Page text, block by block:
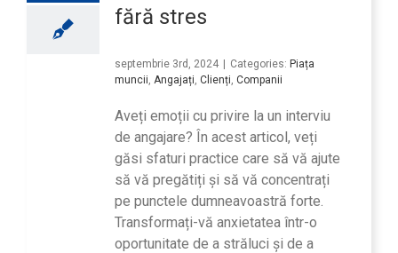
fără stres
septembrie 3rd, 2024 | Categories: Piața
muncii Angajați Clienți Companii
Aveți emoții cu privire la un interviu
de angajare? În acest articol, veți
găsi sfaturi practice care să vă ajute
să vă pregătiți și să vă concentrați
pe punctele dumneavoastră forte.
Transformați-vă anxietatea într-o
oportunitate de a străluci și de a